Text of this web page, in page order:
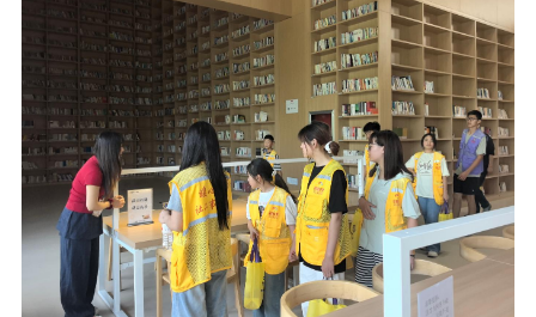
社会宣传
思想政治教育 爱国主义教育
全民国防教育
红色资源保护利
用
新闻出版
精品出版 全民阅读
出版监管
扫黄打非